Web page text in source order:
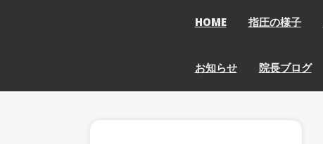
HOME 指圧の様子
お知らせ 院長ブログ